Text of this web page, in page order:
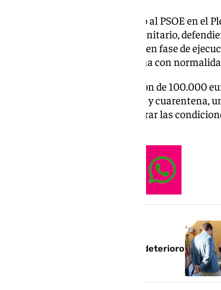
El Ayuntamiento ha respondido al PSOE en el
socialista sobre el Centro Zoosanitario,
previstas ya están en marcha o en fase de
asegurado que el centro funciona con
El proyecto incluye una inversión de 100.000
nuevos módulos de aislamiento y cuarentena,
considera prioritaria para mejorar las
Ayuntamiento a actuar ante el deterioro